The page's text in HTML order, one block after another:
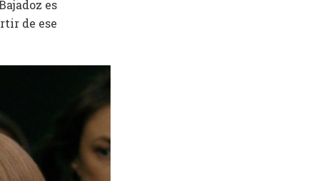
es
de ese